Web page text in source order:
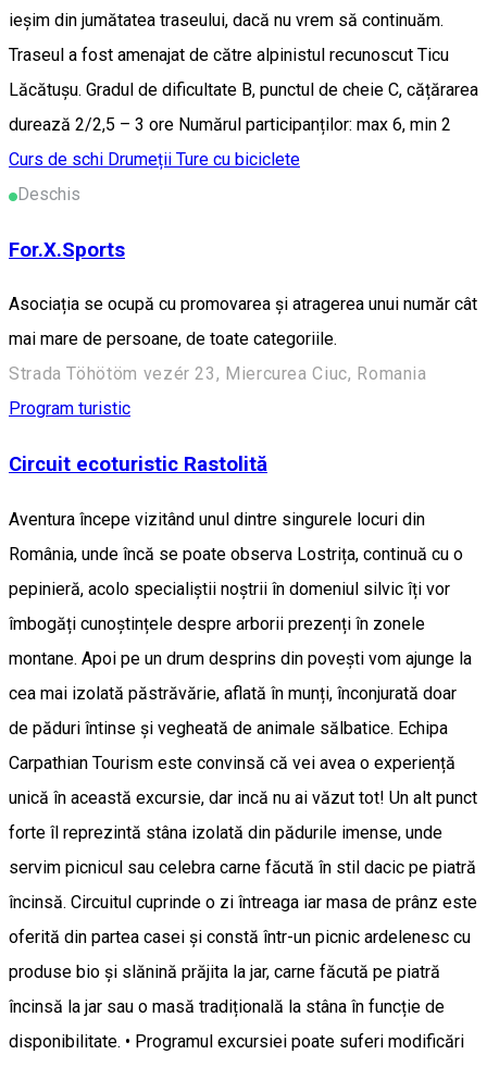
ieșim din jumătatea traseului, dacă nu vrem să continuăm.
Traseul a fost amenajat de către alpinistul recunoscut Ticu
Lăcătușu. Gradul de dificultate B, punctul de cheie C, cățărarea
durează 2/2,5 – 3 ore Numărul participanților: max 6, min 2
Curs de schi Drumeții Ture cu biciclete
Deschis
For.X.Sports
Asociația se ocupă cu promovarea și atragerea unui număr cât
mai mare de persoane, de toate categoriile.
Strada Töhötöm vezér 23, Miercurea Ciuc, Romania
Program turistic
Circuit ecoturistic Rastolită
Aventura începe vizitând unul dintre singurele locuri din
România, unde încă se poate observa Lostrița, continuă cu o
pepinieră, acolo specialiștii noștrii în domeniul silvic îți vor
îmbogăți cunoștințele despre arborii prezenți în zonele
montane. Apoi pe un drum desprins din povești vom ajunge la
cea mai izolată păstrăvărie, aflată în munți, înconjurată doar
de păduri întinse și vegheată de animale sălbatice. Echipa
Carpathian Tourism este convinsă că vei avea o experiență
unică în această excursie, dar incă nu ai văzut tot! Un alt punct
forte îl reprezintă stâna izolată din pădurile imense, unde
servim picnicul sau celebra carne făcută în stil dacic pe piatră
încinsă. Circuitul cuprinde o zi întreaga iar masa de prânz este
oferită din partea casei și constă într-un picnic ardelenesc cu
produse bio și slănină prăjita la jar, carne făcută pe piatră
încinsă la jar sau o masă tradițională la stâna în funcție de
disponibilitate. • Programul excursiei poate suferi modificări